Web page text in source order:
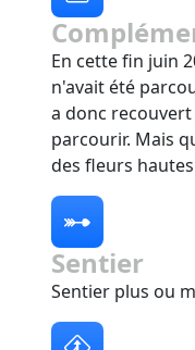
En cette fin juin
n'avait été
a donc
parcourir. Mais
des fleurs
Sentier
Sentier plus ou